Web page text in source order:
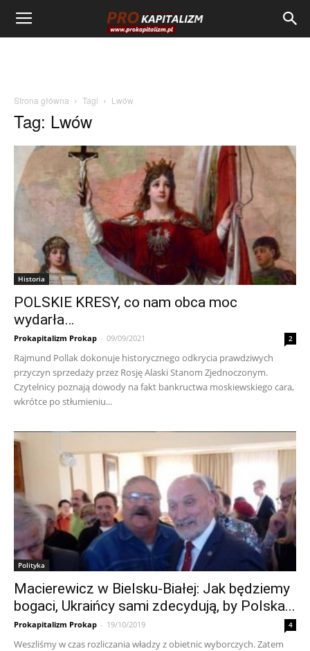
Strona główna Tagi Lwów
Tag: Lwów
Historia
POLSKIE KRESY, co nam obca moc
wydarła…
Prokapitalizm Prokap - 09/09/2021 2
Rajmund Pollak dokonuje historycznego odkrycia prawdziwych
przyczyn sprzedaży przez Rosję Alaski Stanom Zjednoczonym.
Czytelnicy poznają dowody na fakt bankructwa moskiewskiego cara,
wkrótce po stłumieniu...
Polityka
Macierewicz w Bielsku-Białej: Jak będziemy
bogaci, Ukraińcy sami zdecydują, by Polska...
Prokapitalizm Prokap - 19/10/2019 4
Weszliśmy w czas rozliczania władzy z obietnic wyborczych. Zatem